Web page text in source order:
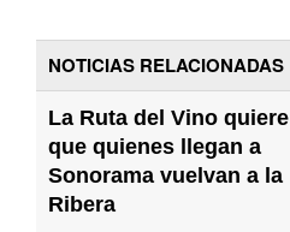
NOTICIAS RELACIONADAS
La Ruta del Vino quiere
que quienes llegan a
Sonorama vuelvan a la
Ribera